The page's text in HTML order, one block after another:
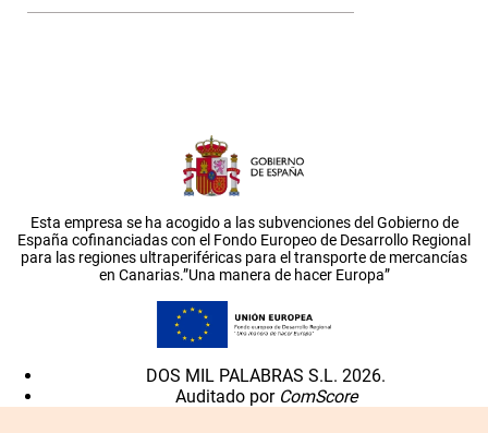
Esta empresa se ha acogido a las subvenciones del Gobierno de
España cofinanciadas con el Fondo Europeo de Desarrollo Regional
para las regiones ultraperiféricas para el transporte de mercancías
en Canarias.”Una manera de hacer Europa”
DOS MIL PALABRAS S.L. 2026.
Auditado por ComScore